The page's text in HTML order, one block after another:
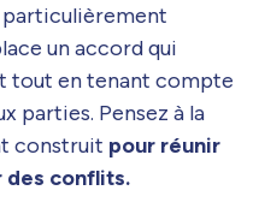
un accord qui
tout en tenant compte
parties. Pensez à la
construit pour réunir
des conflits.